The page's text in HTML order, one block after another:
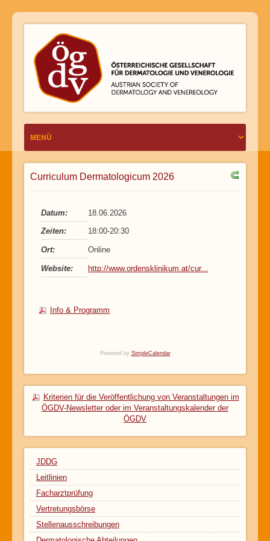
Curriculum Dermatologicum 2026
Datum: 18.06.2026
Zeiten: 18:00-20:30
Ort: Online
Website: http://www.ordensklinikum.at/cur...
Info & Programm
Powered by SimpleCalendar
Kriterien für die Veröffentlichung von Veranstaltungen im
ÖGDV-Newsletter oder im Veranstaltungskalender der
ÖGDV
JDDG
Leitlinien
Facharztprüfung
Vertretungsbörse
Stellenausschreibungen